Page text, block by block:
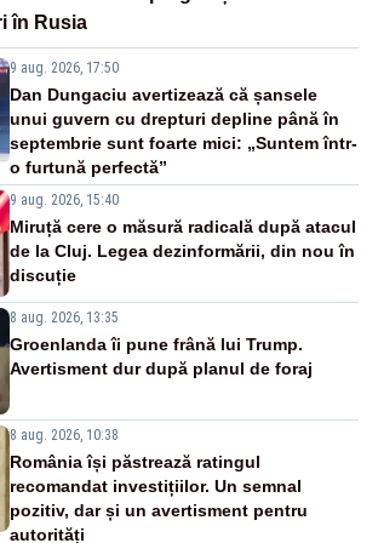
în Rusia
9 aug. 2026, 17:50
Dan Dungaciu avertizează că șansele
unui guvern cu drepturi depline până în
septembrie sunt foarte mici: „Suntem într-
o furtună perfectă”
9 aug. 2026, 15:40
Miruță cere o măsură radicală după atacul
de la Cluj. Legea dezinformării, din nou în
discuție
8 aug. 2026, 13:35
Groenlanda îi pune frână lui Trump.
Avertisment dur după planul de foraj
8 aug. 2026, 10:38
România își păstrează ratingul
recomandat investițiilor. Un semnal
pozitiv, dar și un avertisment pentru
autorități